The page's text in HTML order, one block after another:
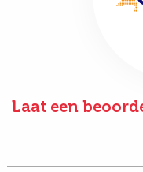
Laat een